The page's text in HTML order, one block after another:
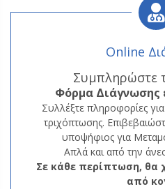
Online
Συμπληρώστε
Φόρμα Διάγνωσης
Συλλέξτε πληροφορίες
τριχόπτωσης.
υποψήφιος για
Απλά και από την
Σε κάθε περίπτωση, θα
από